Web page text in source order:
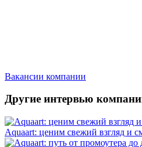
Вакансии компании
Другие интервью
Aquaart: ценим свежий взгляд и